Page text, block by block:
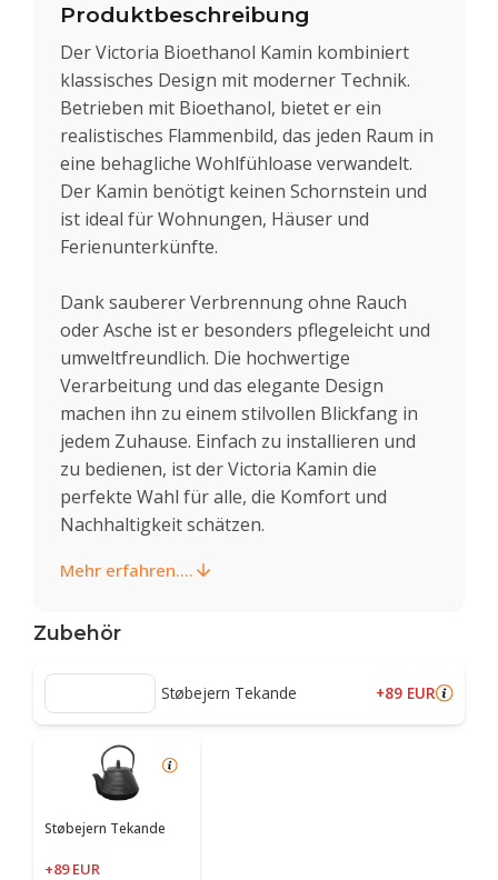
Produktbeschreibung
Der Victoria Bioethanol Kamin kombiniert
klassisches Design mit moderner Technik.
Betrieben mit Bioethanol, bietet er ein
realistisches Flammenbild, das jeden Raum in
eine behagliche Wohlfühloase verwandelt.
Der Kamin benötigt keinen Schornstein und
ist ideal für Wohnungen, Häuser und
Ferienunterkünfte.
Dank sauberer Verbrennung ohne Rauch
oder Asche ist er besonders pflegeleicht und
umweltfreundlich. Die hochwertige
Verarbeitung und das elegante Design
machen ihn zu einem stilvollen Blickfang in
jedem Zuhause. Einfach zu installieren und
zu bedienen, ist der Victoria Kamin die
perfekte Wahl für alle, die Komfort und
Nachhaltigkeit schätzen.
Mehr erfahren....
Zubehör
Støbejern Tekande +89 EUR
Støbejern Tekande
+89 EUR